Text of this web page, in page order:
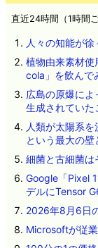
直近24時間（1時間
人々の知能が
植物由来素材
cola」を飲んで
広島の原爆に
生成されていた
人類が太陽系
という最大の壁
細菌と古細菌は
Google「Pixel
デルにTensor
2026年8月6日
Microsoftが従